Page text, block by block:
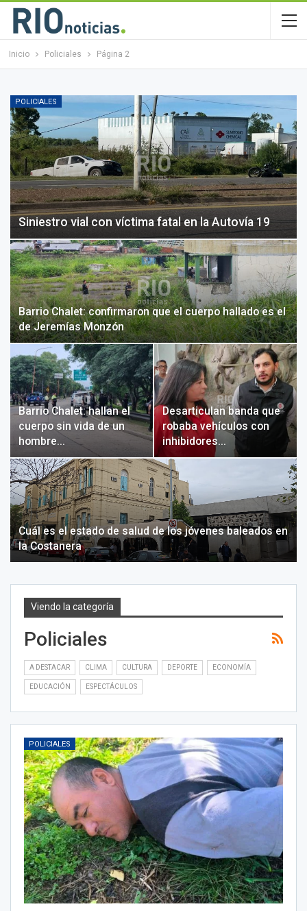
Inicio Policiales Página 2
POLICIALES
Siniestro vial con víctima fatal en la Autovía 19
Barrio Chalet: confirmaron que el cuerpo hallado es el
de Jeremías Monzón
Barrio Chalet: hallan el
cuerpo sin vida de un
hombre…
Desarticulan banda que
robaba vehículos con
inhibidores…
Cuál es el estado de salud de los jóvenes baleados en
la Costanera
Viendo la categoría
Policiales
A DESTACAR CLIMA CULTURA DEPORTE ECONOMÍA
EDUCACIÓN ESPECTÁCULOS
POLICIALES